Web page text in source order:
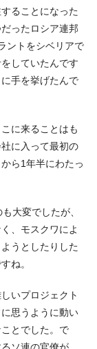
ることになった
ったロシア連邦
ントをシベリアで
していたんです
手を挙げたんで
に来ることはも
に入って最初の
ら1年半にわたっ
大変でしたが、
、モスクワによ
うとしたりした
ね。
いプロジェクト
思うように動い
とでした。で